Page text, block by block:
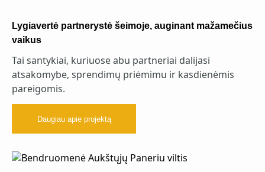
Lygiavertė partnerystė šeimoje, auginant mažamečius
vaikus
Tai santykiai, kuriuose abu partneriai dalijasi
atsakomybe, sprendimų priėmimu ir kasdienėmis
pareigomis.
Daugiau apie projektą